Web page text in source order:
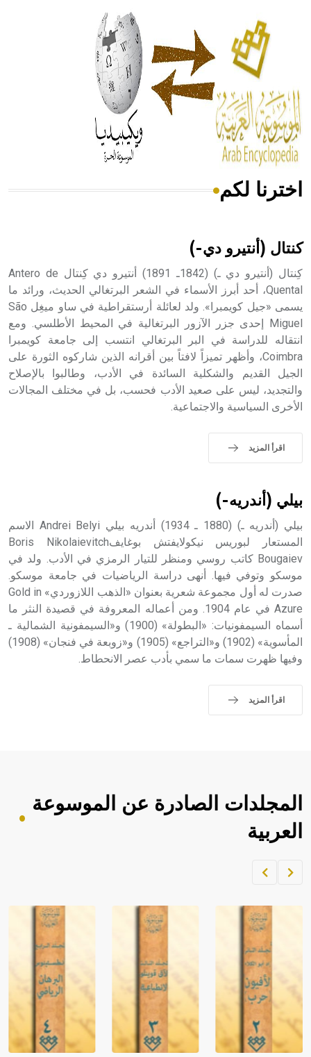
الحكم، الأدلة، تنظيم التغذية، ورسالته في جروح الرأس. ويعود
له الفضل بأنه حرر الطب من الدين والفلسفة.
- هل تعلم أن المرجان إفراز حيواني يتكون في البحر ويتركب
من مادة كربونات الكلسيوم، وهو أحمر أو شديد الحمرة وهو
أجود أنواعه، ويمتاز بكبر الحجم ويسمى الش
هل تعلم أن الأبسيد كلمة فرنسية اللفظ تم اعتمادها مصطلحاً
- هل تعلم أن أبجر Abgar اسم معروف جيداً يعود إلى عدد من
الملوك الذين حكموا مدينة إديسا (الرها) من أبجر الأول وحتى
التاسع، وهم ينتسبون إلى أسرة أوسروين
حيث تقتصر القيمة الصوتية للعلامة الك
اخترنا لكم
كنتال (أنتيرو دي-)
كِنتال (أنتيرو دي ـ) (1842ـ 1891) أنتيرو دي كِنتال Antero de
Quental، أحد أبرز الأسماء في الشعر البرتغالي الحديث، ورائد ما
يسمى «جيل كويمبرا». ولد لعائلة أرستقراطية في ساو ميغِل São
Miguel إحدى جزر الآزور البرتغالية في المحيط الأطلسي. ومع
انتقاله للدراسة في البر البرتغالي انتسب إلى جامعة كويمبرا
Coimbra، وأظهر تميزاً لافتاً بين أقرانه الذين شاركوه الثورة على
الجيل القديم والشكلية السائدة في الأدب، وطالبوا بالإصلاح
والتجديد، ليس على صعيد الأدب فحسب، بل في مختلف المجالات
الأخرى السياسية والاجتماعية.
اقرأ المزيد
بيلي (أندريه-)
بيلي (أندريه ـ) (1880 ـ 1934) أندريه بيلي Andrei Belyi الاسم
المستعار لبوريس نيكولايفتش بوغايفBoris Nikolaievitch
Bougaiev كاتب روسي ومنظر للتيار الرمزي في الأدب. ولد في
موسكو وتوفي فيها. أنهى دراسة الرياضيات في جامعة موسكو.
صدرت له أول مجموعة شعرية بعنوان «الذهب اللازوردي» Gold in
Azure في عام 1904. ومن أعماله المعروفة في قصيدة النثر ما
أسماه السيمفونيات: «البطولة» (1900) و«السيمفونية الشمالية ـ
المأسوية» (1902) و«التراجع» (1905) و«زوبعة في فنجان» (1908)
وفيها ظهرت سمات ما سمي بأدب عصر الانحطاط.
اقرأ المزيد
المجلدات الصادرة عن الموسوعة
العربية